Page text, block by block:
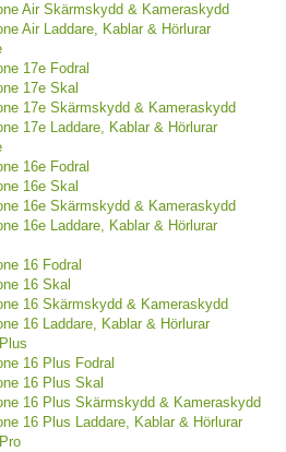
Air Skärmskydd & Kameraskydd
Air Laddare, Kablar & Hörlurar
17e Fodral
17e Skal
17e Skärmskydd & Kameraskydd
17e Laddare, Kablar & Hörlurar
16e Fodral
16e Skal
16e Skärmskydd & Kameraskydd
16e Laddare, Kablar & Hörlurar
16 Fodral
16 Skal
16 Skärmskydd & Kameraskydd
16 Laddare, Kablar & Hörlurar
16 Plus Fodral
16 Plus Skal
16 Plus Skärmskydd & Kameraskydd
16 Plus Laddare, Kablar & Hörlurar